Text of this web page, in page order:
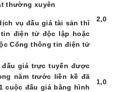
thường xuyên
vụ đấu giá tài sản thì
điện tử độc lập hoặc
Cổng thông tin điện tử
2,0
đấu giá trực tuyến được
năm trước liền kề đã
cuộc đấu giá bằng hình
1,0